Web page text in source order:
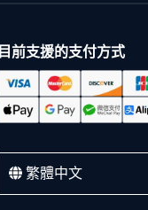
目前支援的支付方式
繁體中文